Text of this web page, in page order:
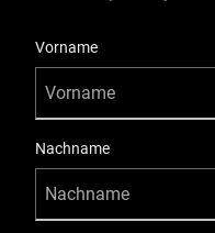
Vorname
Nachname